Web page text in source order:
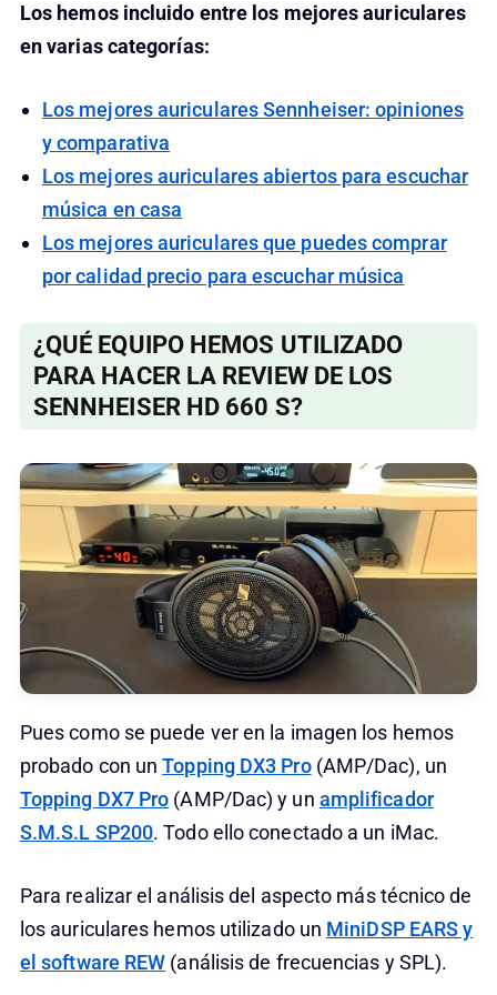
Los hemos incluido entre los mejores auriculares
en varias categorías:
Los mejores auriculares Sennheiser: opiniones
y comparativa
Los mejores auriculares abiertos para escuchar
música en casa
Los mejores auriculares que puedes comprar
por calidad precio para escuchar música
¿QUÉ EQUIPO HEMOS UTILIZADO
PARA HACER LA REVIEW DE LOS
SENNHEISER HD 660 S?
Pues como se puede ver en la imagen los hemos
probado con unTopping DX3 Pro(AMP/Dac), un
Topping DX7 Pro (AMP/Dac) y un amplificador
S.M.S.L SP200. Todo ello conectado a un iMac.
Para realizar el análisis del aspecto más técnico de
los auriculares hemos utilizado un MiniDSP EARS y
el software REW (análisis de frecuencias y SPL).